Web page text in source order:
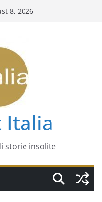
8, 2026
Italia
storie insolite